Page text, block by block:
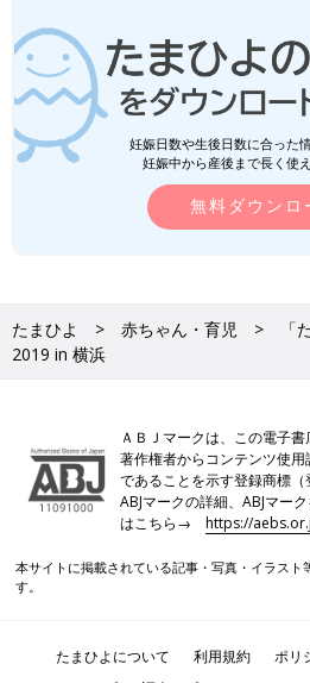
たまちゃんひよちゃん撮影会
たまちゃんとひよちゃんと一緒に、
記念におすすめですよ。
妊娠日数や生後日数に合った
妊娠中から産後まで長く使
無料ダウンロ
たまひよ 赤ちゃん・育児
「
2019 in 横浜
ＡＢＪマークは、この電子書
著作権者からコンテンツ使
であることを示す登録商標（
ABJマークの詳細、ABJマー
はこちら→https://
本サイトに掲載されている記事・写真・イラスト
す。
たまひよについて 利用規約 ポリ